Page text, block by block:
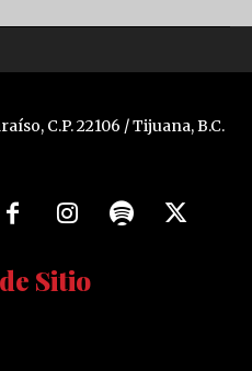
C.P. 22106 / Tijuana, B.C.
Sitio